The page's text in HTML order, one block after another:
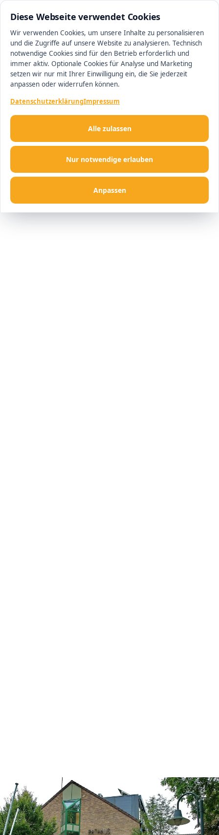
Diese Webseite verwendet Cookies
Wir verwenden Cookies, um unsere Inhalte zu personalisieren
und die Zugriffe auf unsere Website zu analysieren. Technisch
notwendige Cookies sind für den Betrieb erforderlich und
immer aktiv. Optionale Cookies für Analyse und Marketing
setzen wir nur mit Ihrer Einwilligung ein, die Sie jederzeit
anpassen oder widerrufen können.
DatenschutzerklärungImpressum
Nur notwendige erlauben
Anpassen
Alle zulassen